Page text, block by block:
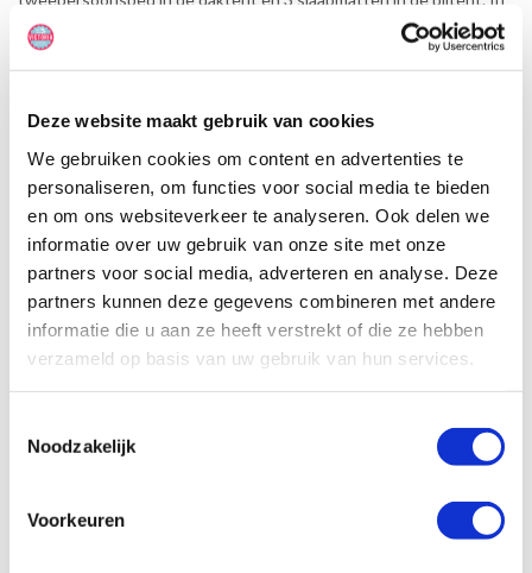
Deze website maakt gebruik van cookies
We gebruiken cookies om content en advertenties te
personaliseren, om functies voor social media te bieden
en om ons websiteverkeer te analyseren. Ook delen we
informatie over uw gebruik van onze site met onze
partners voor social media, adverteren en analyse. Deze
partners kunnen deze gegevens combineren met andere
informatie die u aan ze heeft verstrekt of die ze hebben
verzameld op basis van uw gebruik van hun services.
Noodzakelijk
Voorkeuren
de auto kunnen 2 kinderstoeltjes of stoelverhogers geplaatst
worden.
Specificaties, tekeningen en plattegrond van de camper zijn